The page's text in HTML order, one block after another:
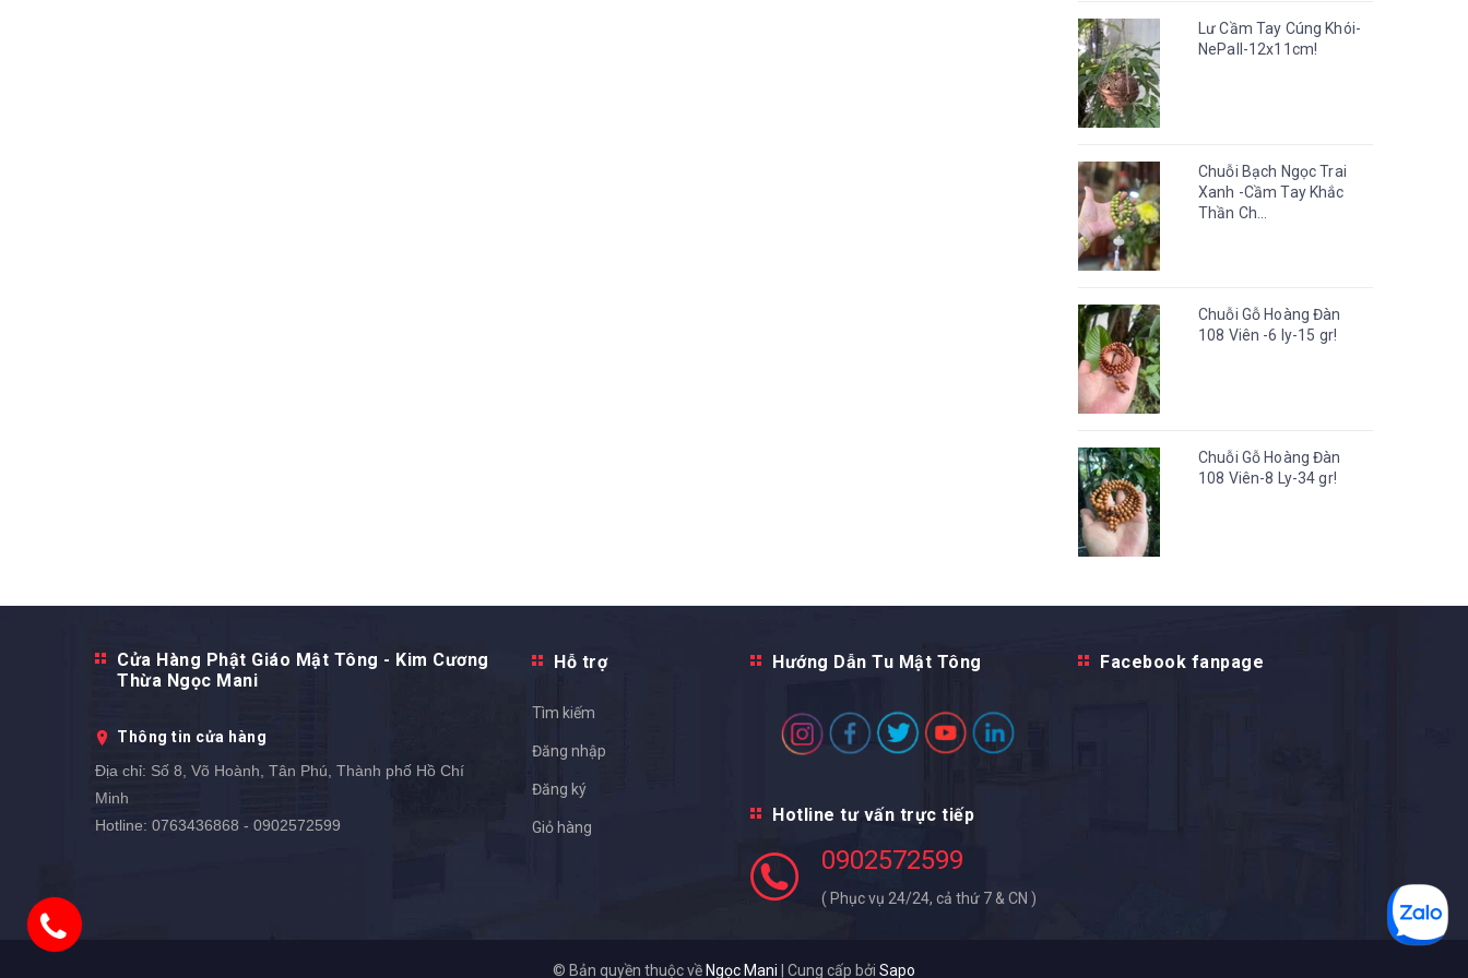
Lư Cầm Tay Cúng Khói-
NePall-12x11cm!
Chuỗi Bạch Ngọc Trai
Xanh -Cầm Tay Khắc
Thần Ch...
Chuỗi Gỗ Hoàng Đàn
108 Viên -6 ly-15 gr!
Chuỗi Gỗ Hoàng Đàn
108 Viên-8 Ly-34 gr!
Cửa Hàng Phật Giáo Mật Tông - Kim Cương
Thừa Ngọc Mani
Thông tin cửa hàng
Địa chỉ: Số 8, Võ Hoành, Tân Phú, Thành phố Hồ Chí
Minh
Hotline: 0763436868 - 0902572599
Hỗ trợ
Tìm kiếm
Đăng nhập
Đăng ký
Giỏ hàng
Hướng Dẫn Tu Mật Tông
Hotline tư vấn trực tiếp
0902572599
( Phục vụ 24/24, cả thứ 7 & CN )
Facebook fanpage
© Bản quyền thuộc về Ngọc Mani Cung cấp bởi Sapo
0902572599